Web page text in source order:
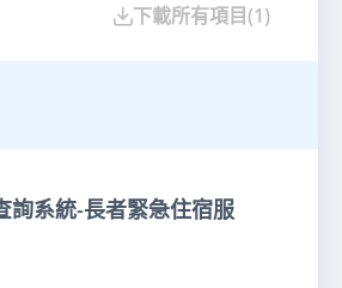
下載所有項目 (1)
詢系統-長者緊急住宿服